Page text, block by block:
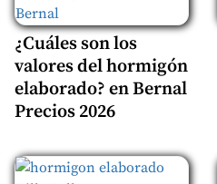
¿Cuáles son los
valores del hormigón
elaborado? en Bernal
Precios 2026